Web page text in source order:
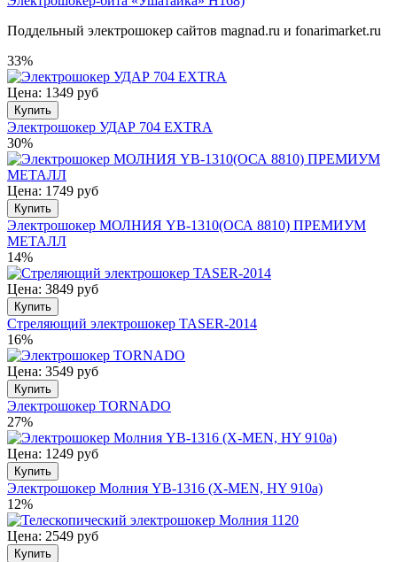
Поддельный электрошокер сайтов magnad.ru и fonarimarket.ru
33%
Цена: 1349 руб
Купить
Электрошокер УДАР 704 EXTRA
30%
Цена: 1749 руб
Купить
Электрошокер МОЛНИЯ YB-1310(ОСА 8810) ПРЕМИУМ
МЕТАЛЛ
14%
Цена: 3849 руб
Купить
Стреляющий электрошокер TASER-2014
16%
Цена: 3549 руб
Купить
Электрошокер TORNADO
27%
Цена: 1249 руб
Купить
Электрошокер Молния YB-1316 (X-MEN, HY 910a)
12%
Цена: 2549 руб
Купить